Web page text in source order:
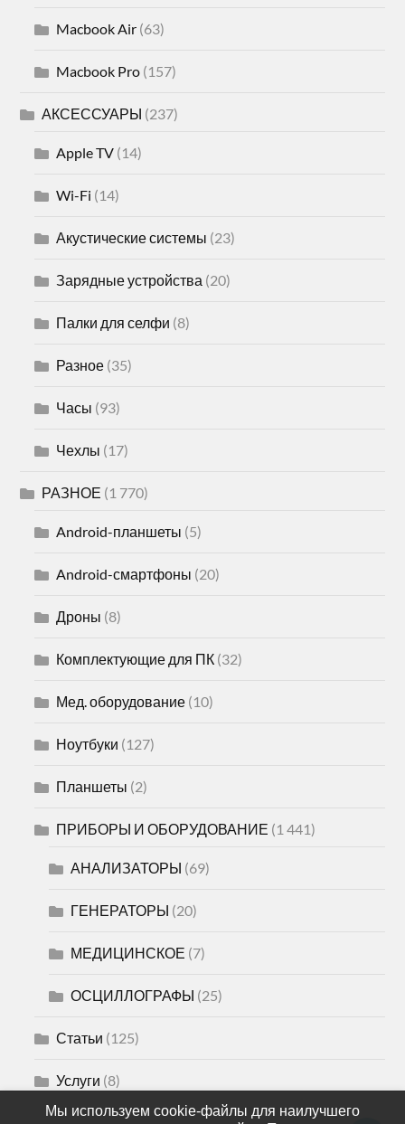
Macbook Air (63)
Macbook Pro (157)
АКСЕССУАРЫ (237)
Apple TV (14)
Wi-Fi (14)
Акустические системы (23)
Зарядные устройства (20)
Палки для селфи (8)
Разное (35)
Часы (93)
Чехлы (17)
РАЗНОЕ (1 770)
Android-планшеты (5)
Android-смартфоны (20)
Дроны (8)
Комплектующие для ПК (32)
Мед. оборудование (10)
Ноутбуки (127)
Планшеты (2)
ПРИБОРЫ И ОБОРУДОВАНИЕ (1 441)
АНАЛИЗАТОРЫ (69)
ГЕНЕРАТОРЫ (20)
МЕДИЦИНСКОЕ (7)
ОСЦИЛЛОГРАФЫ (25)
Статьи (125)
Услуги (8)
Мы используем cookie-файлы для наилучшего